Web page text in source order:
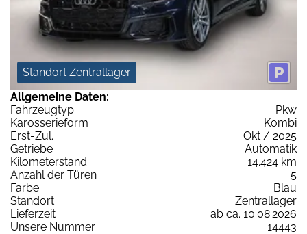
Standort Zentrallager
Allgemeine Daten:
Fahrzeugtyp
Pkw
Karosserieform
Kombi
Erst-Zul.
Okt / 2025
Getriebe
Automatik
Kilometerstand
14.424 km
Anzahl der Türen
5
Farbe
Blau
Standort
Zentrallager
Lieferzeit
ab ca. 10.08.2026
Unsere Nummer
14443